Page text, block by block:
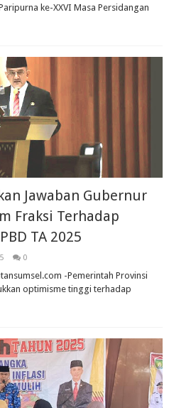
ke-XXVI Masa Persidangan
Jawaban Gubernur
Fraksi Terhadap
TA 2025
0
-Pemerintah Provinsi
optimisme tinggi terhadap